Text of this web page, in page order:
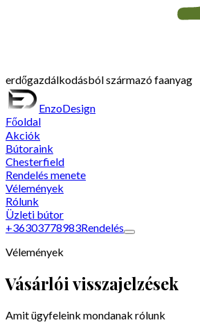
erdőgazdálkodásból származó faanyag
EnzoDesign
Főoldal
Akciók
Bútoraink
Chesterfield
Rendelés menete
Vélemények
Rólunk
Üzleti bútor
+36303778983Rendelés
Vélemények
Vásárlói visszajelzések
Amit ügyfeleink mondanak rólunk